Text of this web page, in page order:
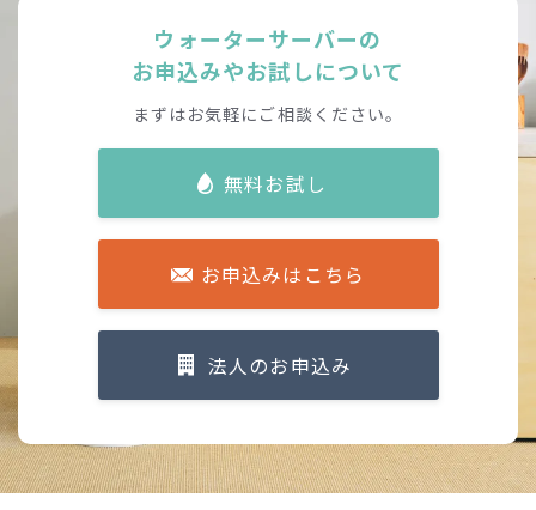
ウォーターサーバーの
お申込みやお試しについて
まずはお気軽にご相談ください。
無料お試し
お申込みはこちら
法人のお申込み